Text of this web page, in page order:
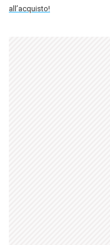
all’acquisto!